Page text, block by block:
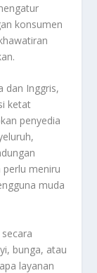
konsumen
dan Inggris,
ketat
penyedia
meniru
muda
bunga, atau
layanan